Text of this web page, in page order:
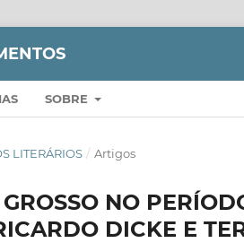
SOBRE
LITERÁRIOS / Artigos
NO
DICKE E